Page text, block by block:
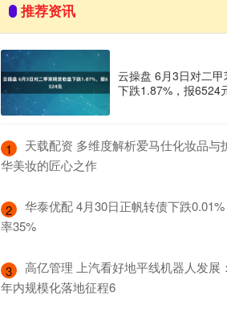
推荐资讯
云操盘 6月3日对二甲
下跌1.87%，报6524
1
天载配资 多维度解析爱马仕化妆品与
华美妆的匠心之作
2
华泰优配 4月30日正帆转债下跌
率35%
3
高亿管理 上汽看好地平线机器人发展
年内规模化落地征程6